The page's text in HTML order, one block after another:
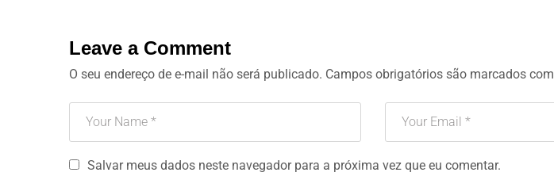
Leave a Comment
O seu endereço de e-mail não será publicado. Campos obrigatórios são marcados com
Salvar meus dados neste navegador para a próxima vez que eu comentar.